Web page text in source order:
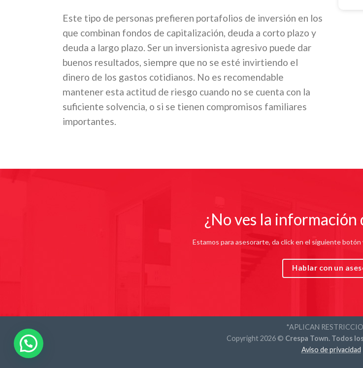
Este tipo de personas prefieren portafolios de inversión en los
que combinan fondos de capitalización, deuda a corto plazo y
deuda a largo plazo. Ser un inversionista agresivo puede dar
buenos resultados, siempre que no se esté invirtiendo el
dinero de los gastos cotidianos. No es recomendable
mantener esta actitud de riesgo cuando no se cuenta con la
suficiente solvencia, o si se tienen compromisos familiares
importantes.
¿No ves la información
Estamos para asesorarte, da click en el siguiente
Hablar con un
*APLICAN
Copyright 2026 © Crespa Town. Todos
Aviso de privacidad